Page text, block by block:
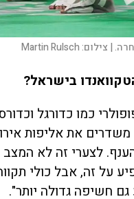
| צילום:Martin Rulsch
בישראל?
כמו כדורגל
את אליפות
לצערי זה לא המצב
על זה, אבל כולי
גם חשיפה גדולה יותר".